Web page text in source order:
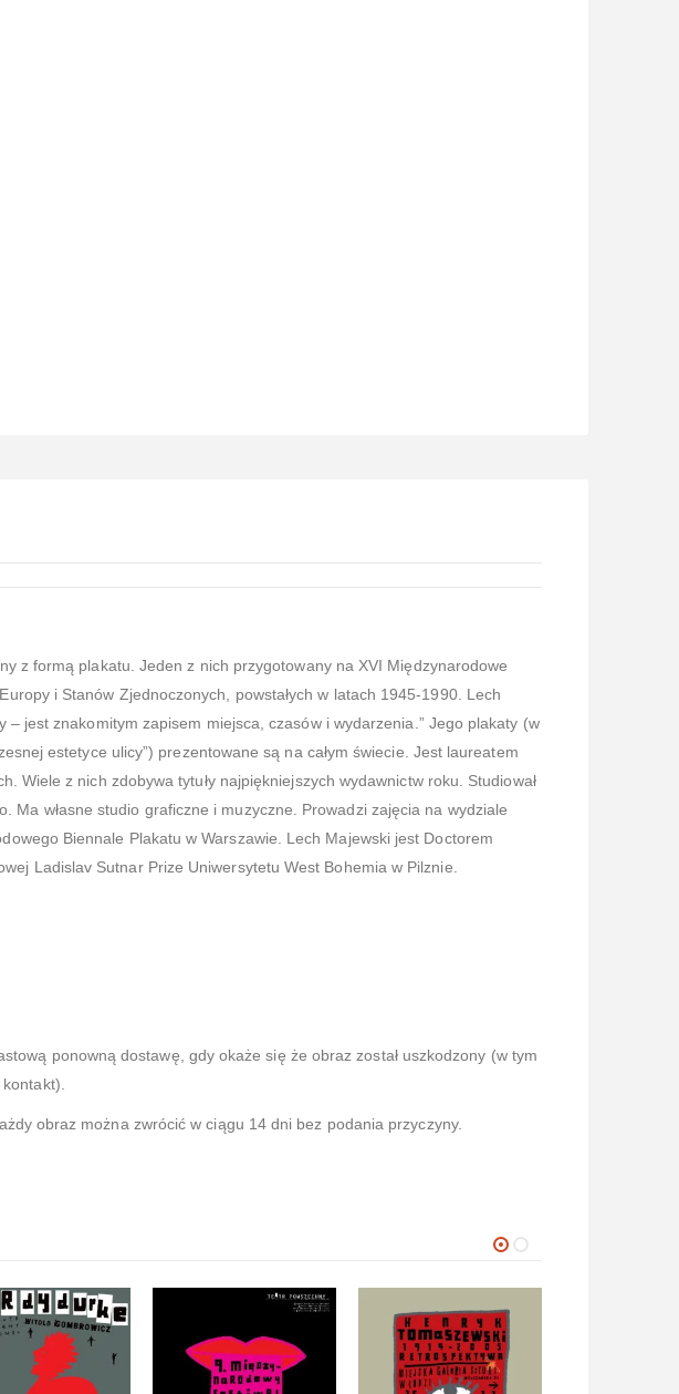
z formą plakatu. Jeden z nich przygotowany na XVI Międzynarodowe
i Stanów Zjednoczonych, powstałych w latach 1945-1990. Lech
jest znakomitym zapisem miejsca, czasów i wydarzenia.” Jego plakaty (w
estetyce ulicy”) prezentowane są na całym świecie. Jest laureatem
z nich zdobywa tytuły najpiękniejszych wydawnictw roku. Studiował
Ma własne studio graficzne i muzyczne. Prowadzi zajęcia na wydziale
Biennale Plakatu w Warszawie. Lech Majewski jest Doctorem
Ladislav Sutnar Prize Uniwersytetu West Bohemia w Pilznie.
ponowną dostawę, gdy okaże się że obraz został uszkodzony (w tym
obraz można zwrócić w ciągu 14 dni bez podania przyczyny.